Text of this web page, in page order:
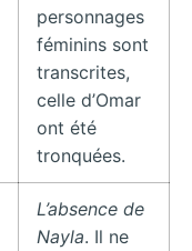
personnages
féminins sont
transcrites,
celle d’Omar
ont été
tronquées.
L’absence de
Nayla. Il ne